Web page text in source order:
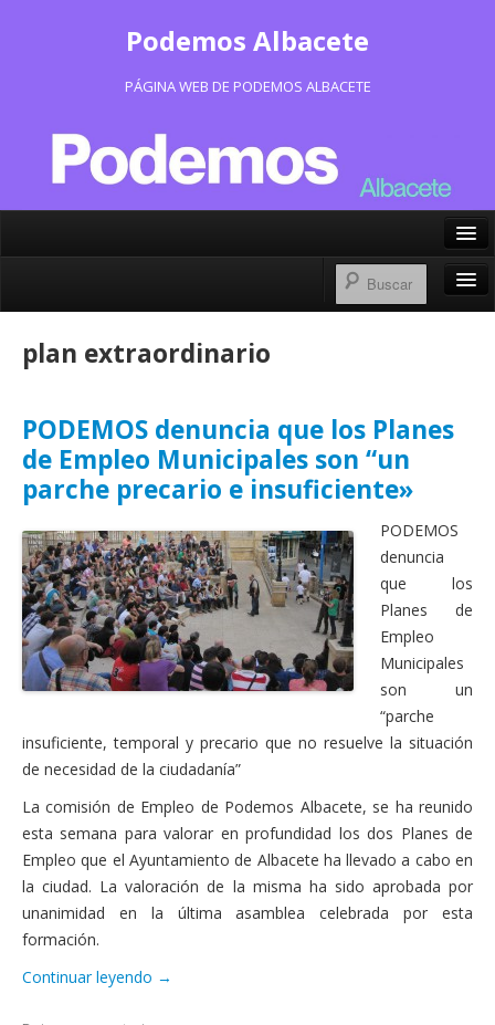
Podemos Albacete
PÁGINA WEB DE PODEMOS ALBACETE
Facebook
Instagram
Portavoz Municipal
Consejo Ciudadano Municipal
Actas Consejo Ciudadano
Actas Asamblea Ciudadana
Contacto
Financiación
Participa con Podemos en Albacete
plan extraordinario
PODEMOS denuncia que los Planes
de Empleo Municipales son “un
parche precario e insuficiente»
PODEMOS
denuncia
que los
Planes de
Empleo
Municipales
son un
“parche
insuficiente, temporal y precario que no resuelve la situación
de necesidad de la ciudadanía”
La comisión de Empleo de Podemos Albacete, se ha reunido
esta semana para valorar en profundidad los dos Planes de
Empleo que el Ayuntamiento de Albacete ha llevado a cabo en
la ciudad. La valoración de la misma ha sido aprobada por
unanimidad en la última asamblea celebrada por esta
formación.
Continuar leyendo →